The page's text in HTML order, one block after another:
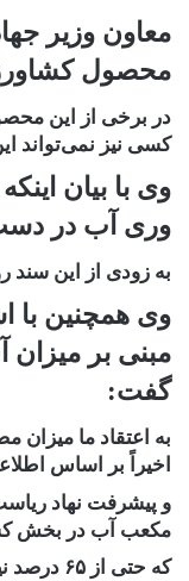
محصول
کسی نیز نمی‌تواند
وی با بیان
وری آب در
به زودی از این سند
وی همچنین با
مبنی بر
گفت:
اخیراً بر اساس
مکعب آب در بخش
که حتی از ۶۵ درصد نیز کمتر است.